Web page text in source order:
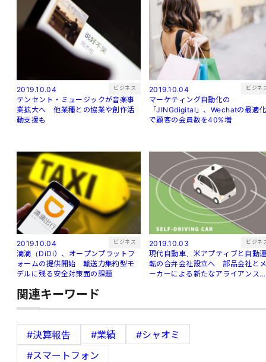
2019.10.04 ビジネス
テンセント・ミュージックが音楽事
業拡大へ 他業種との協業や創作活
動支援も
2019.10.04 ビジネ
マーケティング自動化の
「JINGdigital」、Wechatの最適
で顧客の会員数を40%増
2019.10.04 ビジネス
滴滴（DiDi）、オープンプラットフ
ォームの提供開始 輸送力集約型モ
デルに残る安全対策面の課題
2019.10.03 ビジネ
現代自動車、米アプティブと自動
転の合弁会社設立へ 部品会社と
ーカーによる新たなアライアンス
関連キーワード
#決算報告 #業績
#シャオミ
#スマートフォン